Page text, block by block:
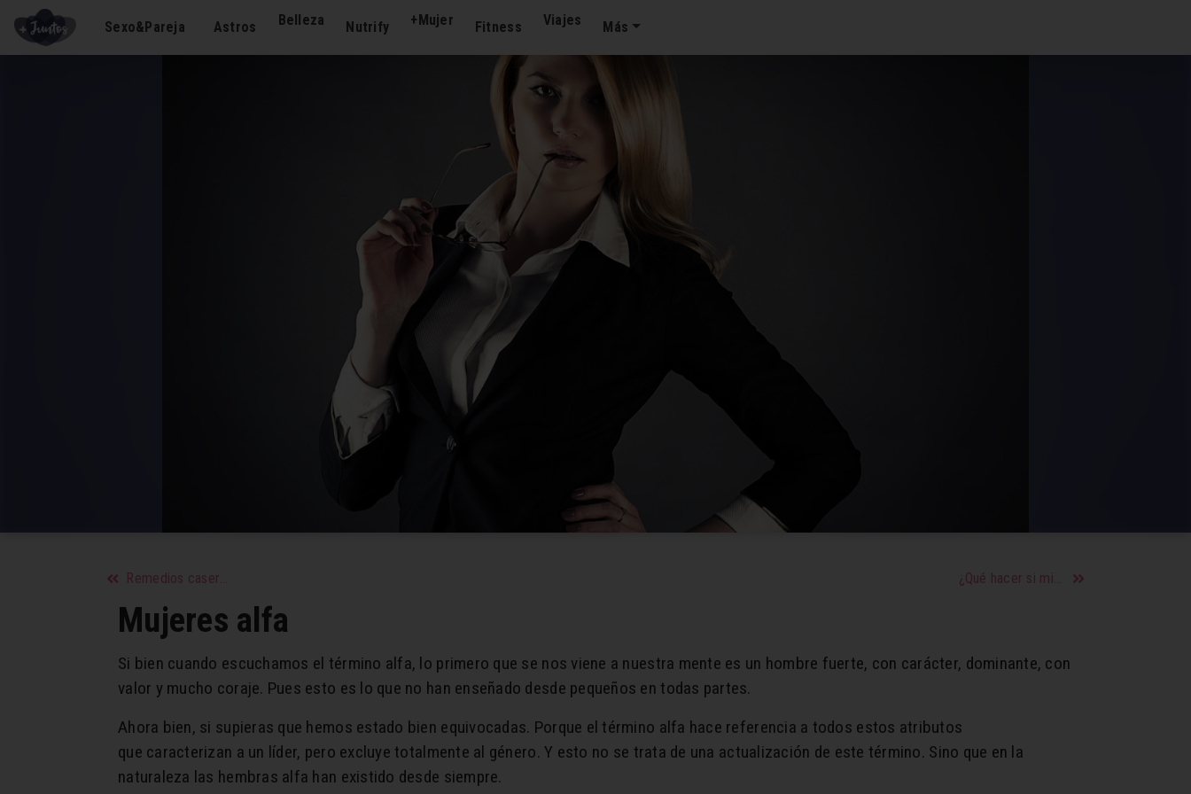
Sexo&Pareja Astros Belleza Nutrify +Mujer Fitness Viajes Más
Remedios caseros para hidratar la piel de forma natural ¿Qué hacer si mi pareja no me valora?
Mujeres alfa
Si bien cuando escuchamos el término alfa, lo primero que se nos viene a nuestra mente es un hombre fuerte, con carácter, dominante, con
valor y mucho coraje. Pues esto es lo que no han enseñado desde pequeños en todas partes.
Ahora bien, si supieras que hemos estado bien equivocadas. Porque el término alfa hace referencia a todos estos atributos
que caracterizan a un líder, pero excluye totalmente al género. Y esto no se trata de una actualización de este término. Sino que en la
naturaleza las hembras alfa han existido desde siempre.